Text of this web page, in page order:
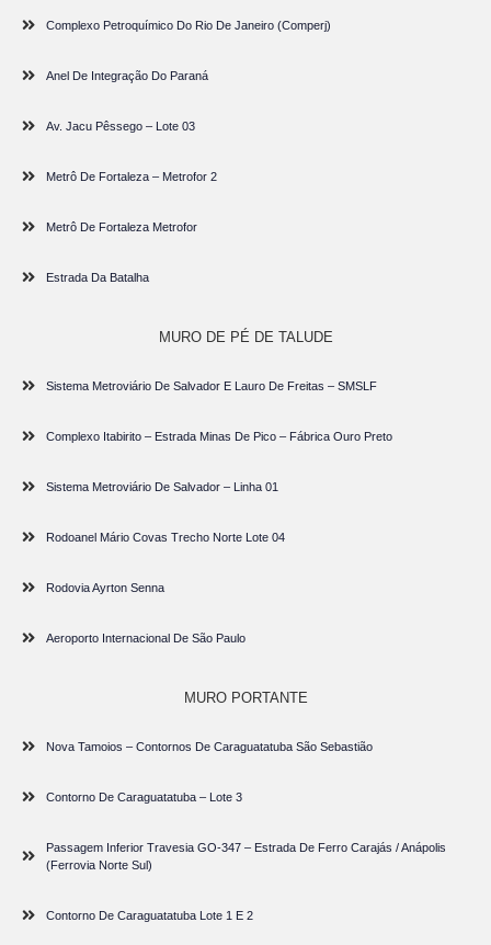
Complexo Petroquímico Do Rio De Janeiro (Comperj)
Anel De Integração Do Paraná
Av. Jacu Pêssego – Lote 03
Metrô De Fortaleza – Metrofor 2
Metrô De Fortaleza Metrofor
Estrada Da Batalha
MURO DE PÉ DE TALUDE
Sistema Metroviário De Salvador E Lauro De Freitas – SMSLF
Complexo Itabirito – Estrada Minas De Pico – Fábrica Ouro Preto
Sistema Metroviário De Salvador – Linha 01
Rodoanel Mário Covas Trecho Norte Lote 04
Rodovia Ayrton Senna
Aeroporto Internacional De São Paulo
MURO PORTANTE
Nova Tamoios – Contornos De Caraguatatuba São Sebastião
Contorno De Caraguatatuba – Lote 3
Passagem Inferior Travesia GO-347 – Estrada De Ferro Carajás / Anápolis
(Ferrovia Norte Sul)
Contorno De Caraguatatuba Lote 1 E 2